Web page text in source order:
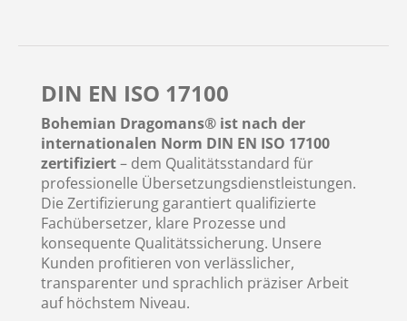
DIN EN ISO 17100
Bohemian Dragomans® ist nach der
internationalen Norm DIN EN ISO 17100
zertifiziert– dem Qualitätsstandard für
professionelle Übersetzungsdienstleistungen.
Die Zertifizierung garantiert qualifizierte
Fachübersetzer, klare Prozesse und
konsequente Qualitätssicherung. Unsere
Kunden profitieren von verlässlicher,
transparenter und sprachlich präziser Arbeit
auf höchstem Niveau.